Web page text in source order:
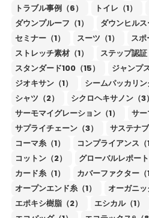
トラブル事例（6） トイレ（1）
ダウンプルーフ（1）
ダウンヒルス
セミナー（1）
スーツ（1）
スポ
ストレッチ素材（1）
ステップ認証
スタンダード100（15）
ジャンプ
ジオキサン（1）
シームパッカリン
シャツ（2）
シクロヘキサノン（3）
サーモマイグレーション（1）
サー
サプライチェーン（3）
サステナブ
コーマ糸（1）
コンプライアンス（1
コットン（2）
グローバルレポート
カード糸（1）
カバーファクター（1
オープンエンド糸（1）
オーガニッ
エポキシ樹脂（2）
エシカル（1）